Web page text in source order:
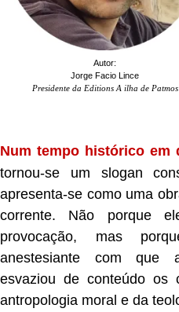
Autor:
Jorge Facio Lince
Presidente da Editions A ilha de Patmos
Num tempo histórico em
tornou-se um slogan
apresenta-se como uma
corrente. Não porque
provocação, mas
anestesiante com que
esvaziou de conteúdo os
antropologia moral e da